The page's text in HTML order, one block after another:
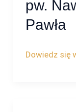
pw.
Pawła
–
Parafia
Nawrócenia
Dowiedz się